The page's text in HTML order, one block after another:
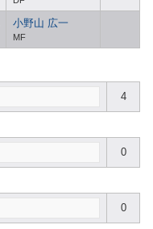
小野山 広一
MF
4
0
0